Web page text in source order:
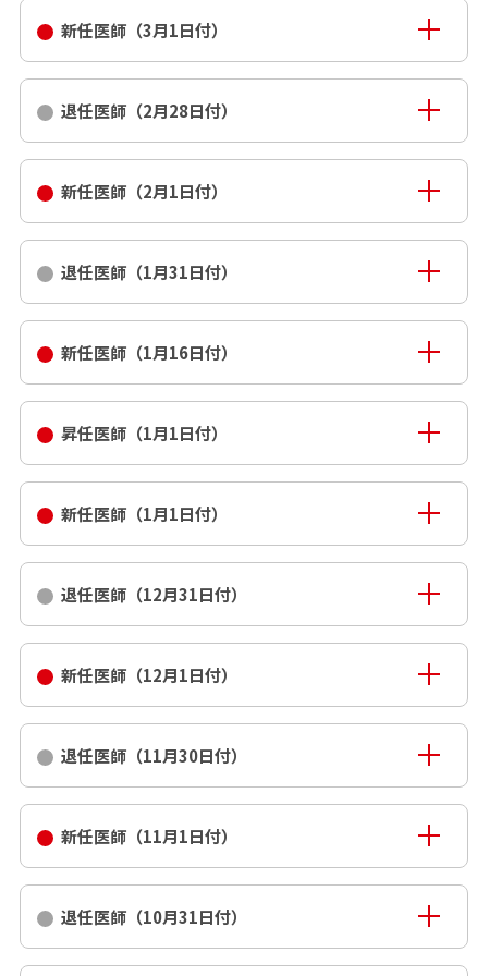
新任医師（3月1日付）
退任医師（2月28日付）
新任医師（2月1日付）
退任医師（1月31日付）
新任医師（1月16日付）
昇任医師（1月1日付）
新任医師（1月1日付）
退任医師（12月31日付）
新任医師（12月1日付）
退任医師（11月30日付）
新任医師（11月1日付）
退任医師（10月31日付）